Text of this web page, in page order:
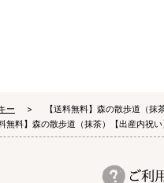
ー
【送料無料】森の散歩道（抹
無料】森の散歩道（抹茶）【出産内祝い